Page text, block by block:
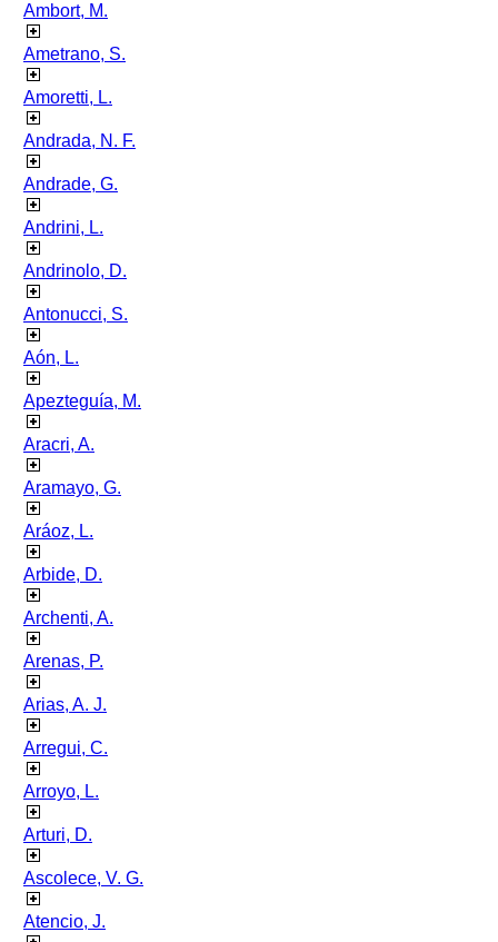
Ambort, M.
Ametrano, S.
Amoretti, L.
Andrada, N. F.
Andrade, G.
Andrini, L.
Andrinolo, D.
Antonucci, S.
Aón, L.
Apezteguía, M.
Aracri, A.
Aramayo, G.
Aráoz, L.
Arbide, D.
Archenti, A.
Arenas, P.
Arias, A. J.
Arregui, C.
Arroyo, L.
Arturi, D.
Ascolece, V. G.
Atencio, J.